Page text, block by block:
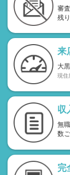
審
残
来
大
現住
収
無
数
完